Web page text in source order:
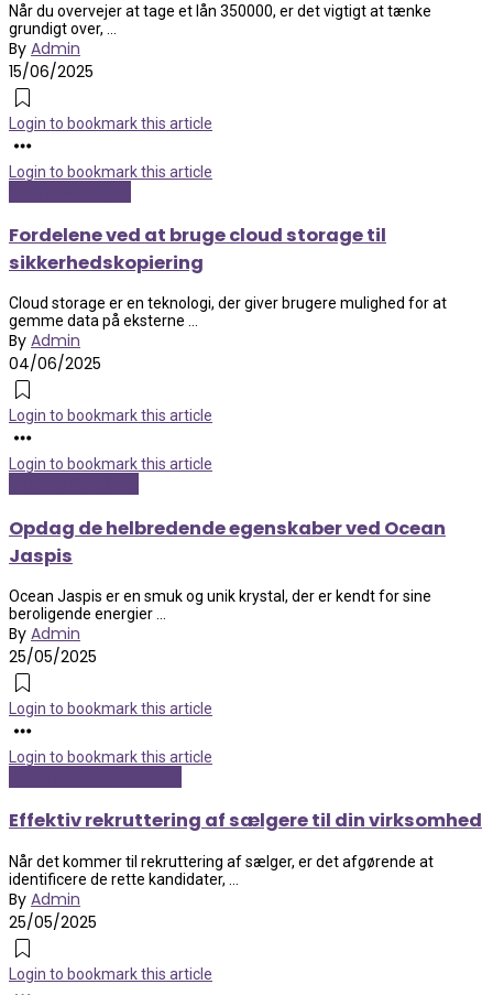
Når du overvejer at tage et lån 350000, er det vigtigt at tænke
grundigt over, ...
By Admin
15/06/2025
Login to bookmark this article
Login to bookmark this article
Fordelene ved at bruge cloud storage til
sikkerhedskopiering
Cloud storage er en teknologi, der giver brugere mulighed for at
gemme data på eksterne ...
By Admin
04/06/2025
Login to bookmark this article
Login to bookmark this article
Opdag de helbredende egenskaber ved Ocean
Jaspis
Ocean Jaspis er en smuk og unik krystal, der er kendt for sine
beroligende energier ...
By Admin
25/05/2025
Login to bookmark this article
Login to bookmark this article
Effektiv rekruttering af sælgere til din virksomhed
Når det kommer til rekruttering af sælger, er det afgørende at
identificere de rette kandidater, ...
By Admin
25/05/2025
Login to bookmark this article